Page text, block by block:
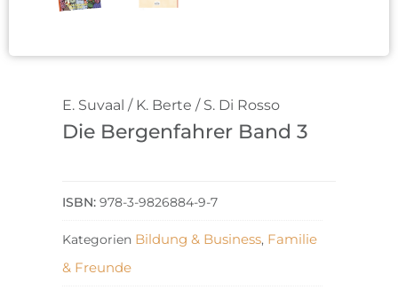
E. Suvaal / K. Berte / S. Di Rosso
Die Bergenfahrer Band 3
978-3-9826884-9-7
Kategorien Bildung & Business, Familie
& Freunde